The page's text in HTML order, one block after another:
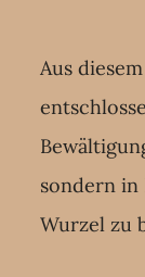
Aus
sondern in
Wurzel zu